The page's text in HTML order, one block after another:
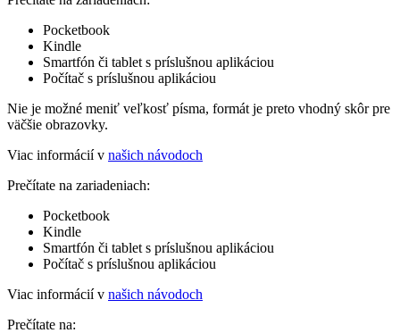
Pocketbook
Kindle
Smartfón či tablet s príslušnou aplikáciou
Počítač s príslušnou aplikáciou
Nie je možné meniť veľkosť písma, formát je preto vhodný skôr pre
väčšie obrazovky.
Viac informácií v našich návodoch
Prečítate na zariadeniach:
Pocketbook
Kindle
Smartfón či tablet s príslušnou aplikáciou
Počítač s príslušnou aplikáciou
Viac informácií v našich návodoch
Prečítate na: